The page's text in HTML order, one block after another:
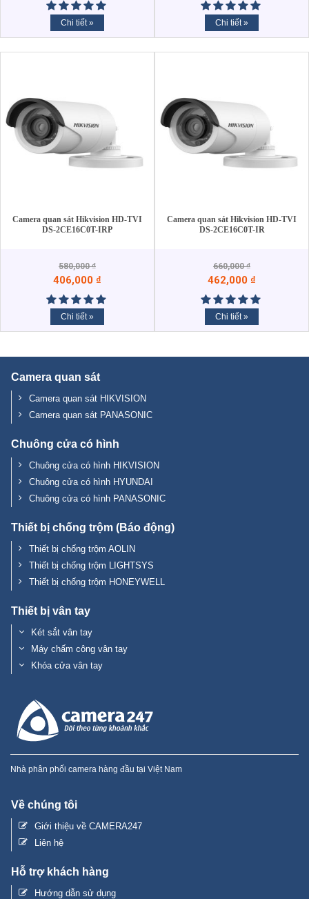
Chi tiết » Chi tiết »
Camera quan sát Hikvision HD-TVI
DS-2CE16C0T-IRP
580,000₫
406,000 ₫
Chi tiết »
Camera quan sát Hikvision HD-TVI
DS-2CE16C0T-IR
660,000₫
462,000 ₫
Chi tiết »
Camera quan sát
Camera quan sát HIKVISION
Camera quan sát PANASONIC
Chuông cửa có hình
Chuông cửa có hình HIKVISION
Chuông cửa có hình HYUNDAI
Chuông cửa có hình PANASONIC
Thiết bị chống trộm (Báo động)
Thiết bị chống trộm AOLIN
Thiết bị chống trộm LIGHTSYS
Thiết bị chống trộm HONEYWELL
Thiết bị vân tay
Két sắt vân tay
Máy chấm công vân tay
Khóa cửa vân tay
Nhà phân phối camera hàng đầu tại Việt Nam
Về chúng tôi
Giới thiệu về CAMERA247
Liên hệ
Hỗ trợ khách hàng
Hướng dẫn sử dụng